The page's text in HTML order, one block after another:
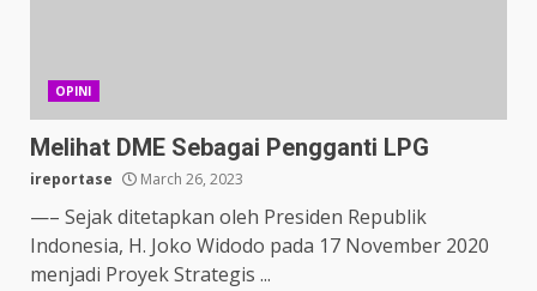
OPINI
Melihat DME Sebagai Pengganti LPG
ireportase March 26, 2023
—– Sejak ditetapkan oleh Presiden Republik
Indonesia, H. Joko Widodo pada 17 November 2020
menjadi Proyek Strategis ...